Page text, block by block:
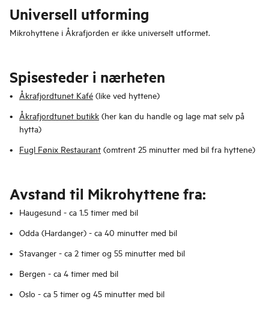
Universell utforming
Mikrohyttene i Åkrafjorden er ikke universelt utformet.
Spisesteder i nærheten
Åkrafjordtunet Kafé (like ved hyttene)
Åkrafjordtunet butikk (her kan du handle og lage mat selv på
hytta)
Fugl Fønix Restaurant (omtrent 25 minutter med bil fra hyttene)
Avstand til Mikrohyttene fra:
Haugesund - ca 1.5 timer med bil
Odda (Hardanger) - ca 40 minutter med bil
Stavanger - ca 2 timer og 55 minutter med bil
Bergen - ca 4 timer med bil
Oslo - ca 5 timer og 45 minutter med bil